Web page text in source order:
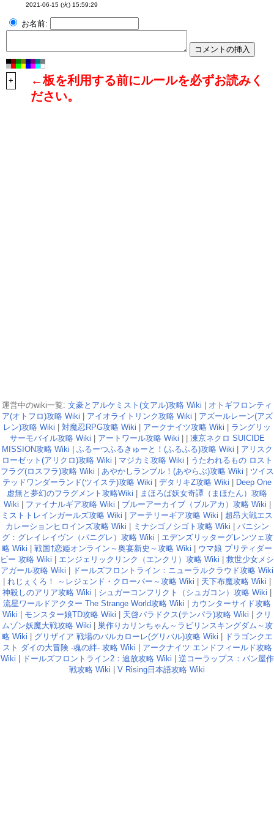
2021-06-15 (火) 15:59:29
お名前:
+
←板を利用する前にルールを必ずお読みく
ださい。
運営中のwiki一覧: 文豪とアルケミスト(文アル)攻略 Wiki
オトギフロンティ
ア(オトフロ)攻略 Wiki
アイオライトリンク攻略 Wiki
アズールレーン(アズ
レン)攻略 Wiki
対魔忍RPG攻略 Wiki アークナイツ攻略 Wiki
ラングリッ
サーモバイル攻略 Wiki
アートワール攻略 Wiki
凍京ネクロ SUICIDE
MISSION攻略 Wiki
ふるーつふるきゅーと！(ふるふる)攻略 Wiki
アリスク
ローゼット(アリクロ)攻略 Wiki
マジカミ攻略 Wiki
うたわれるもの ロスト
フラグ(ロスフラ)攻略 Wiki
あやかしランブル！(あやらぶ)攻略 Wiki
ツイス
テッドワンダーランド(ツイステ)攻略 Wiki
デタリキZ攻略 Wiki
Deep One
虚無と夢幻のフラグメント攻略Wiki
まほろば妖女奇譚（まほたん）攻略
Wiki
ファイナルギア攻略 Wiki ブルーアーカイブ（ブルアカ）攻略 Wiki
ミストトレインガールズ攻略 Wiki
アーテリーギア攻略 Wiki
超昂大戦エス
カレーションヒロインズ攻略 Wiki
ミナシゴノシゴト攻略 Wiki
パニシン
グ：グレイレイヴン（パニグレ）攻略 Wiki
エデンズリッターグレンツェ攻
略 Wiki
戦国†恋姫オンライン～奥宴新史～攻略 Wiki
ウマ娘 プリティダー
ビー 攻略 Wiki
エンジェリックリンク（エンクリ）攻略 Wiki
救世少女メシ
アガール攻略 Wiki
ドールズフロントライン：ニューラルクラウド攻略 Wiki
れじぇくろ！ ～レジェンド・クローバー～攻略 Wiki 天下布魔攻略 Wiki
神殺しのアリア攻略 Wiki
シュガーコンフリクト（シュガコン）攻略 Wiki
流星ワールドアクター The Strange World攻略 Wiki
カウンターサイド攻略
Wiki
モンスター娘TD攻略 Wiki 天啓パラドクス(テンパラ)攻略 Wiki
クリ
ムゾン妖魔大戦攻略 Wiki
巣作りカリンちゃん～ラビリンスキングダム～攻
略 Wiki
グリザイア 戦場のバルカローレ(グリバル)攻略 Wiki
ドラゴンクエ
スト ダイの大冒険 -魂の絆- 攻略 Wiki
アークナイツ エンドフィールド攻略
Wiki
ドールズフロントライン2：追放攻略 Wiki
逆コーラップス：パン屋作
戦攻略 Wiki
V Rising日本語攻略 Wiki